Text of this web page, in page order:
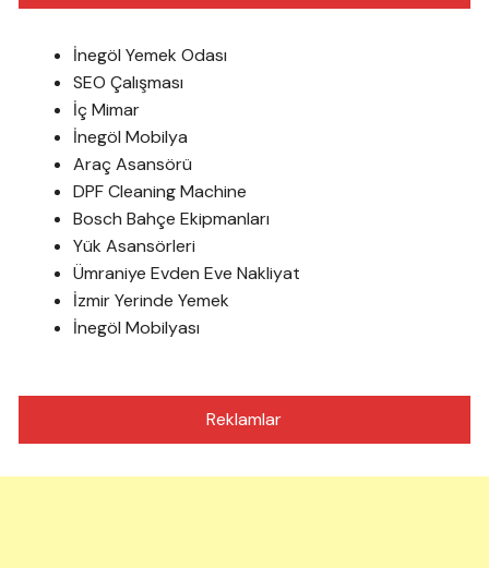
İnegöl Yemek Odası
SEO Çalışması
İç Mimar
İnegöl Mobilya
Araç Asansörü
DPF Cleaning Machine
Bosch Bahçe Ekipmanları
Yük Asansörleri
Ümraniye Evden Eve Nakliyat
İzmir Yerinde Yemek
İnegöl Mobilyası
Reklamlar